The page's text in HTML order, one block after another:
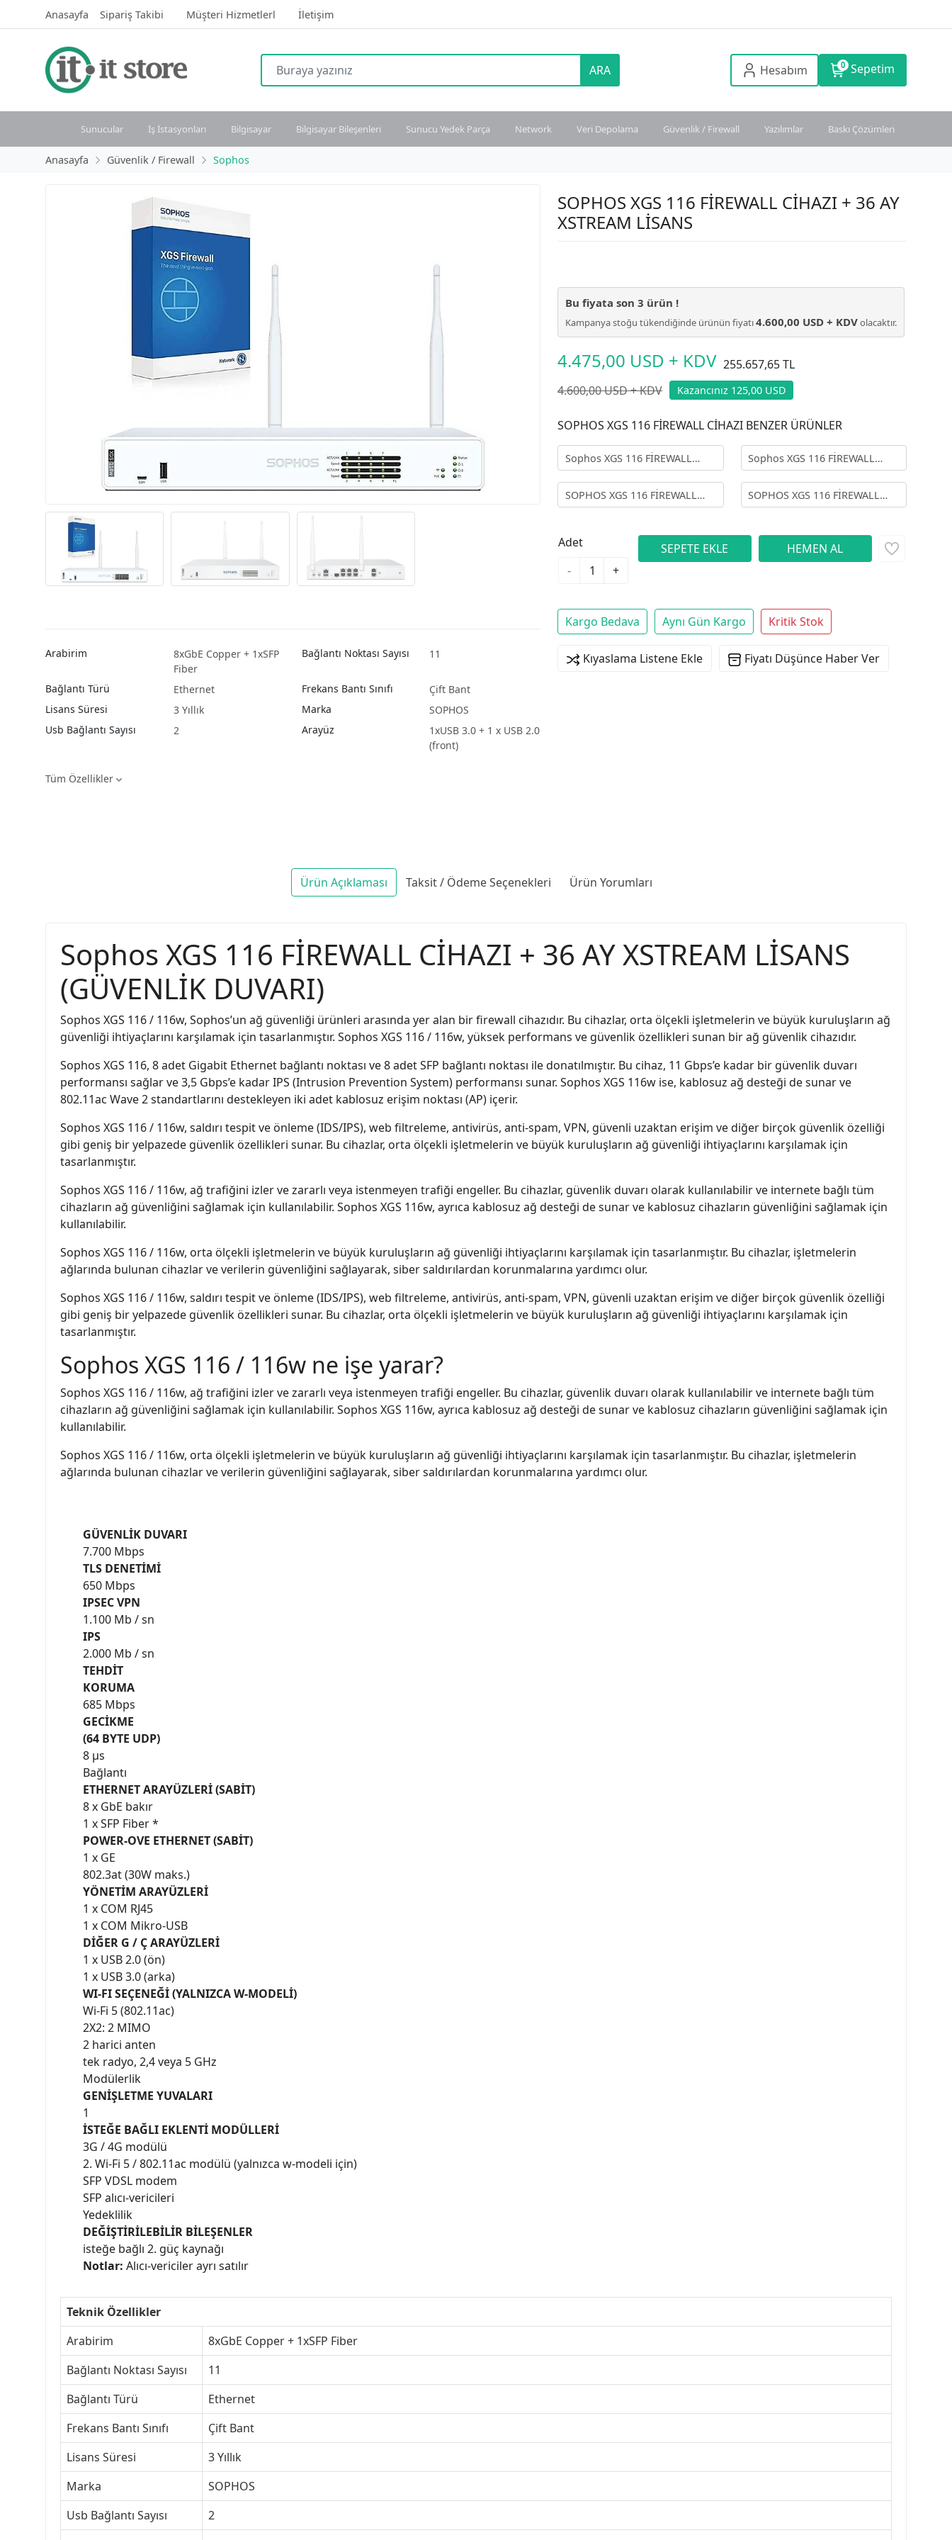
Anasayfa Sipariş Takibi Müşteri Hizmetlerl İletişim
ARA Hesabım 0 Sepetim
Sunucular İş İstasyonları Bilgisayar Bilgisayar Bileşenleri Sunucu Yedek Parça Network Veri Depolama Güvenlik / Firewall Yazılımlar Baskı Çözümleri
Anasayfa Güvenlik / Firewall Sophos
Arabirim
8xGbE Copper + 1xSFP
Fiber
Bağlantı Noktası Sayısı 11
Bağlantı Türü Ethernet Frekans Bantı Sınıfı
Çift Bant
Lisans Süresi
3 Yıllık Marka
SOPHOS
Usb Bağlantı Sayısı
2 Arayüz
1xUSB 3.0 + 1 x USB 2.0
(front)
Tüm Özellikler
SOPHOS XGS 116 FİREWALL CİHAZI + 36 AY
XSTREAM LİSANS
255.657,65 TL
4.475,00 USD + KDV
4.600,00 USD + KDV Kazancınız 125,00 USD
Bu fiyata son3 ürün !
Kampanya stoğu tükendiğinde ürünün fiyatı4.600,00 USD + KDVolacaktır.
SOPHOS XGS 116 FİREWALL CİHAZI BENZER ÜRÜNLER
Sophos XGS 116 FİREWALL
CİHAZI (LİSANSSIZ)
Sophos XGS 116 FİREWALL
CİHAZI + 12 AY STANDART
SOPHOS XGS 116 FİREWALL
CİHAZI + 12 AY XSTREAM
SOPHOS XGS 116 FİREWALL
CİHAZI + 36 AY STANDART
Adet
-
+
Kargo Bedava Aynı Gün Kargo Kritik Stok
Kıyaslama Listene Ekle Fiyatı Düşünce Haber Ver
Ürün Açıklaması Taksit / Ödeme Seçenekleri Ürün Yorumları
Sophos XGS 116 FİREWALL CİHAZI + 36 AY XSTREAM LİSANS
(GÜVENLİK DUVARI)
Sophos XGS 116 / 116w, Sophos’un ağ güvenliği ürünleri arasında yer alan bir firewall cihazıdır. Bu cihazlar, orta ölçekli işletmelerin ve büyük kuruluşların ağ
güvenliği ihtiyaçlarını karşılamak için tasarlanmıştır. Sophos XGS 116 / 116w, yüksek performans ve güvenlik özellikleri sunan bir ağ güvenlik cihazıdır.
Sophos XGS 116, 8 adet Gigabit Ethernet bağlantı noktası ve 8 adet SFP bağlantı noktası ile donatılmıştır. Bu cihaz, 11 Gbps’e kadar bir güvenlik duvarı
performansı sağlar ve 3,5 Gbps’e kadar IPS (Intrusion Prevention System) performansı sunar. Sophos XGS 116w ise, kablosuz ağ desteği de sunar ve
802.11ac Wave 2 standartlarını destekleyen iki adet kablosuz erişim noktası (AP) içerir.
Sophos XGS 116 / 116w, saldırı tespit ve önleme (IDS/IPS), web filtreleme, antivirüs, anti-spam, VPN, güvenli uzaktan erişim ve diğer birçok güvenlik özelliği
gibi geniş bir yelpazede güvenlik özellikleri sunar. Bu cihazlar, orta ölçekli işletmelerin ve büyük kuruluşların ağ güvenliği ihtiyaçlarını karşılamak için
tasarlanmıştır.
Sophos XGS 116 / 116w, ağ trafiğini izler ve zararlı veya istenmeyen trafiği engeller. Bu cihazlar, güvenlik duvarı olarak kullanılabilir ve internete bağlı tüm
cihazların ağ güvenliğini sağlamak için kullanılabilir. Sophos XGS 116w, ayrıca kablosuz ağ desteği de sunar ve kablosuz cihazların güvenliğini sağlamak için
kullanılabilir.
Sophos XGS 116 / 116w, orta ölçekli işletmelerin ve büyük kuruluşların ağ güvenliği ihtiyaçlarını karşılamak için tasarlanmıştır. Bu cihazlar, işletmelerin
ağlarında bulunan cihazlar ve verilerin güvenliğini sağlayarak, siber saldırılardan korunmalarına yardımcı olur.
Sophos XGS 116 / 116w, saldırı tespit ve önleme (IDS/IPS), web filtreleme, antivirüs, anti-spam, VPN, güvenli uzaktan erişim ve diğer birçok güvenlik özelliği
gibi geniş bir yelpazede güvenlik özellikleri sunar. Bu cihazlar, orta ölçekli işletmelerin ve büyük kuruluşların ağ güvenliği ihtiyaçlarını karşılamak için
tasarlanmıştır.
Sophos XGS 116 / 116w ne işe yarar?
Sophos XGS 116 / 116w, ağ trafiğini izler ve zararlı veya istenmeyen trafiği engeller. Bu cihazlar, güvenlik duvarı olarak kullanılabilir ve internete bağlı tüm
cihazların ağ güvenliğini sağlamak için kullanılabilir. Sophos XGS 116w, ayrıca kablosuz ağ desteği de sunar ve kablosuz cihazların güvenliğini sağlamak için
kullanılabilir.
Sophos XGS 116 / 116w, orta ölçekli işletmelerin ve büyük kuruluşların ağ güvenliği ihtiyaçlarını karşılamak için tasarlanmıştır. Bu cihazlar, işletmelerin
ağlarında bulunan cihazlar ve verilerin güvenliğini sağlayarak, siber saldırılardan korunmalarına yardımcı olur.
GÜVENLİK DUVARI
7.700 Mbps
TLS DENETİMİ
650 Mbps
IPSEC VPN
1.100 Mb / sn
IPS
2.000 Mb / sn
TEHDİT
KORUMA
685 Mbps
GECİKME
(64 BYTE UDP)
8 µs
Bağlantı
ETHERNET ARAYÜZLERİ (SABİT)
8 x GbE bakır
1 x SFP Fiber *
POWER-OVE ETHERNET (SABİT)
1 x GE
802.3at (30W maks.)
YÖNETİM ARAYÜZLERİ
1 x COM RJ45
1 x COM Mikro-USB
DİĞER G / Ç ARAYÜZLERİ
1 x USB 2.0 (ön)
1 x USB 3.0 (arka)
WI-FI SEÇENEĞİ (YALNIZCA W-MODELİ)
Wi-Fi 5 (802.11ac)
2X2: 2 MIMO
2 harici anten
tek radyo, 2,4 veya 5 GHz
Modülerlik
GENİŞLETME YUVALARI
1
İSTEĞE BAĞLI EKLENTİ MODÜLLERİ
3G / 4G modülü
2. Wi-Fi 5 / 802.11ac modülü (yalnızca w-modeli için)
SFP VDSL modem
SFP alıcı-vericileri
Yedeklilik
DEĞİŞTİRİLEBİLİR BİLEŞENLER
isteğe bağlı 2. güç kaynağı
Notlar: Alıcı-vericiler ayrı satılır
Teknik Özellikler
Arabirim
8xGbE Copper + 1xSFP Fiber
Bağlantı Noktası Sayısı
11
Bağlantı Türü
Ethernet
Frekans Bantı Sınıfı
Çift Bant
Lisans Süresi
3 Yıllık
Marka
SOPHOS
Usb Bağlantı Sayısı
2